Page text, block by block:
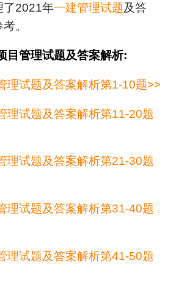
了2021年一建管理试题及答
。
目管理试题及答案解析:
理试题及答案解析第1-10题>>
理试题及答案解析第11-20题
理试题及答案解析第21-30题
理试题及答案解析第31-40题
理试题及答案解析第41-50题